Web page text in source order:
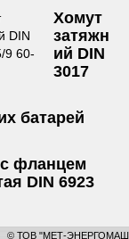
Хомут
затяжн
ий DIN
3017
батарей
с фланцем
DIN 6923
© ТОВ "МЕТ-ЭНЕРГОМАШ